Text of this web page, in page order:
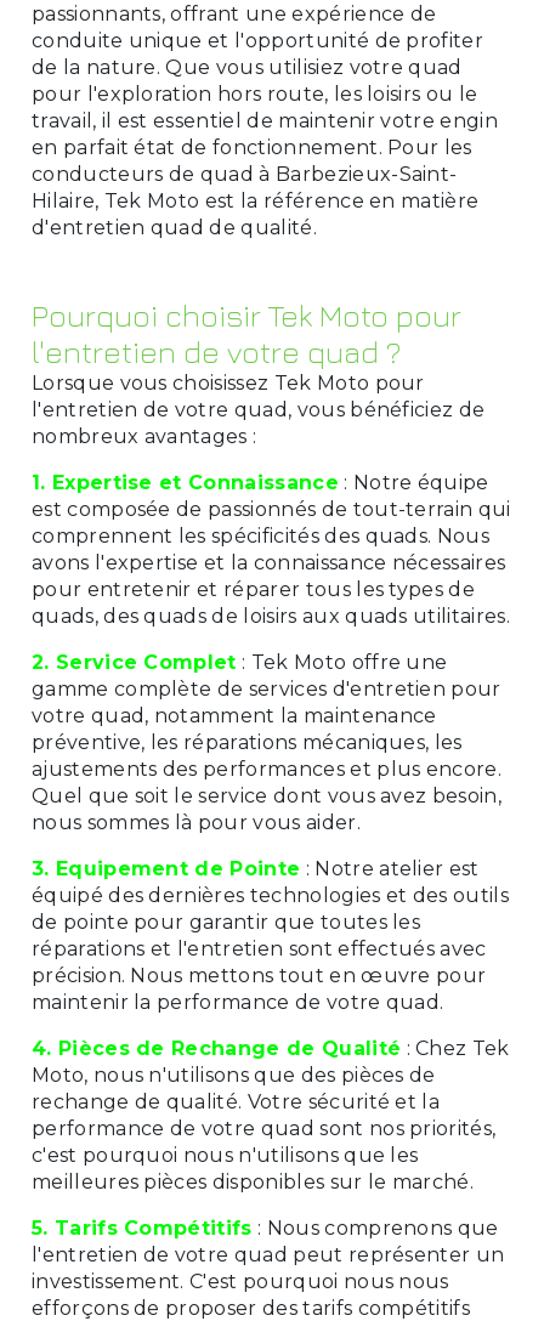
passionnants, offrant une expérience de
conduite unique et l'opportunité de profiter
de la nature. Que vous utilisiez votre quad
pour l'exploration hors route, les loisirs ou le
travail, il est essentiel de maintenir votre engin
en parfait état de fonctionnement. Pour les
conducteurs de quad à Barbezieux-Saint-
Hilaire, Tek Moto est la référence en matière
d'entretien quad de qualité.
Pourquoi choisir Tek Moto pour
l'entretien de votre quad ?
Lorsque vous choisissez Tek Moto pour
l'entretien de votre quad, vous bénéficiez de
nombreux avantages :
1. Expertise et Connaissance : Notre équipe
est composée de passionnés de tout-terrain qui
comprennent les spécificités des quads. Nous
avons l'expertise et la connaissance nécessaires
pour entretenir et réparer tous les types de
quads, des quads de loisirs aux quads utilitaires.
2. Service Complet : Tek Moto offre une
gamme complète de services d'entretien pour
votre quad, notamment la maintenance
préventive, les réparations mécaniques, les
ajustements des performances et plus encore.
Quel que soit le service dont vous avez besoin,
nous sommes là pour vous aider.
3. Equipement de Pointe : Notre atelier est
équipé des dernières technologies et des outils
de pointe pour garantir que toutes les
réparations et l'entretien sont effectués avec
précision. Nous mettons tout en œuvre pour
maintenir la performance de votre quad.
4. Pièces de Rechange de Qualité : Chez Tek
Moto, nous n'utilisons que des pièces de
rechange de qualité. Votre sécurité et la
performance de votre quad sont nos priorités,
c'est pourquoi nous n'utilisons que les
meilleures pièces disponibles sur le marché.
5. Tarifs Compétitifs : Nous comprenons que
l'entretien de votre quad peut représenter un
investissement. C'est pourquoi nous nous
efforçons de proposer des tarifs compétitifs